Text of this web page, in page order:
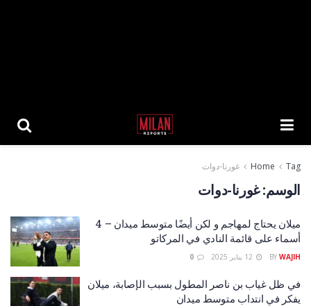
Home Tag غورنا-دوات
الوسم:غورنا-دوات
ميلان يحتاج لمهاجم و لكن أيضًا متوسط ميدان – 4
أسماء على قائمة النادي في المركاتو
BY WAJIH
في ظل غياب بن ناصر المطول بسبب الإصابة، ميلان
يفكر في انتداب متوسط ميدان